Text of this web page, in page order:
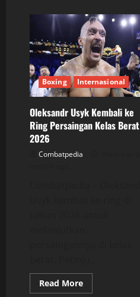
Pertarungan
Besar
Katie
Taylor
di
Croke
Park
Boxing Internasional
Oleksandr Usyk Kembali ke
Ring Persaingan Kelas Berat
2026
Combatpedia
Read MoreRead
more